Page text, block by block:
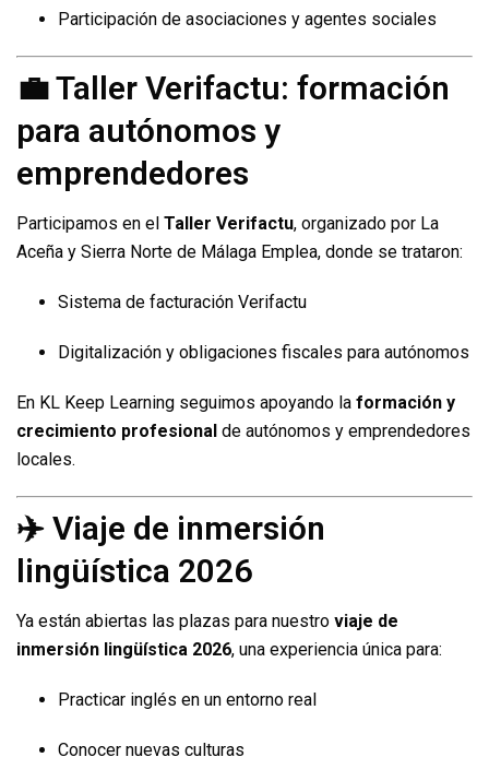
Participación de asociaciones y agentes sociales
💼 Taller Verifactu: formación
para autónomos y
emprendedores
Participamos en el Taller Verifactu, organizado por La
Aceña y Sierra Norte de Málaga Emplea, donde se trataron:
Sistema de facturación Verifactu
Digitalización y obligaciones fiscales para autónomos
En KL Keep Learning seguimos apoyando la formación y
crecimiento profesional de autónomos y emprendedores
locales.
✈️ Viaje de inmersión
lingüística 2026
Ya están abiertas las plazas para nuestro viaje de
inmersión lingüística 2026, una experiencia única para:
Practicar inglés en un entorno real
Conocer nuevas culturas